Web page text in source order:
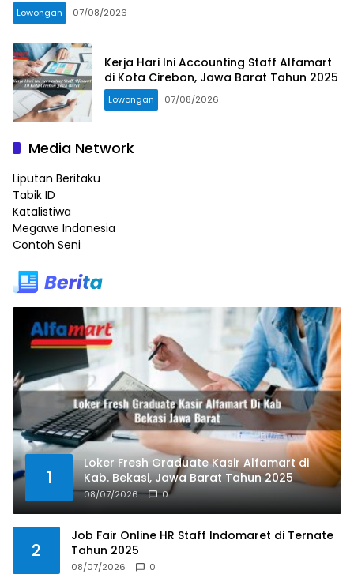
Lowongan 07/08/2026
Kerja Hari Ini Accounting Staff Alfamart
di Kota Cirebon, Jawa Barat Tahun 2025
Lowongan 07/08/2026
Media Network
Liputan Beritaku
Tabik ID
Katalistiwa
Megawe Indonesia
Contoh Seni
1
Loker Fresh Graduate Kasir Alfamart di
Kab. Bekasi, Jawa Barat Tahun 2025
08/07/2026 0
2
Job Fair Online HR Staff Indomaret di Ternate
Tahun 2025
08/07/2026 0